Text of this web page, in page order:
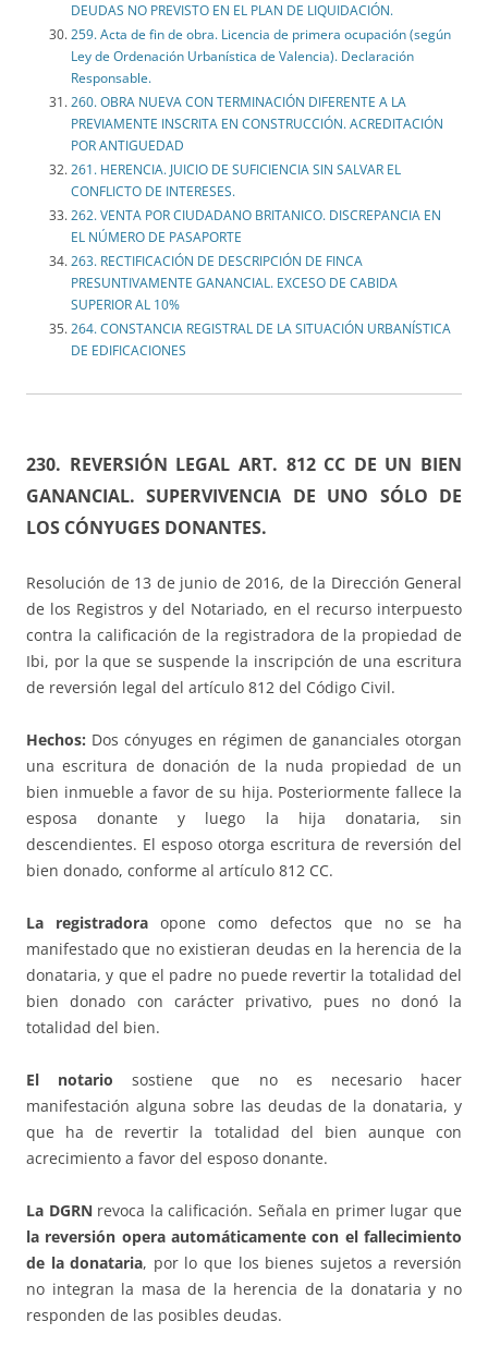
DEUDAS NO PREVISTO EN EL PLAN DE LIQUIDACIÓN.
259. Acta de fin de obra. Licencia de primera ocupación (según
Ley de Ordenación Urbanística de Valencia). Declaración
Responsable.
260. OBRA NUEVA CON TERMINACIÓN DIFERENTE A LA
PREVIAMENTE INSCRITA EN CONSTRUCCIÓN. ACREDITACIÓN
POR ANTIGUEDAD
261. HERENCIA. JUICIO DE SUFICIENCIA SIN SALVAR EL
CONFLICTO DE INTERESES.
262. VENTA POR CIUDADANO BRITANICO. DISCREPANCIA EN
EL NÚMERO DE PASAPORTE
263. RECTIFICACIÓN DE DESCRIPCIÓN DE FINCA
PRESUNTIVAMENTE GANANCIAL. EXCESO DE CABIDA
SUPERIOR AL 10%
264. CONSTANCIA REGISTRAL DE LA SITUACIÓN URBANÍSTICA
DE EDIFICACIONES
230. REVERSIÓN LEGAL ART. 812 CC DE UN BIEN
GANANCIAL. SUPERVIVENCIA DE UNO SÓLO DE
LOS CÓNYUGES DONANTES.
Resolución de 13 de junio de 2016, de la Dirección General
de los Registros y del Notariado, en el recurso interpuesto
contra la calificación de la registradora de la propiedad de
Ibi, por la que se suspende la inscripción de una escritura
de reversión legal del artículo 812 del Código Civil.
Hechos: Dos cónyuges en régimen de gananciales otorgan
una escritura de donación de la nuda propiedad de un
bien inmueble a favor de su hija. Posteriormente fallece la
esposa donante y luego la hija donataria, sin
descendientes. El esposo otorga escritura de reversión del
bien donado, conforme al artículo 812 CC.
La registradora opone como defectos que no se ha
manifestado que no existieran deudas en la herencia de la
donataria, y que el padre no puede revertir la totalidad del
bien donado con carácter privativo, pues no donó la
totalidad del bien.
El notario sostiene que no es necesario hacer
manifestación alguna sobre las deudas de la donataria, y
que ha de revertir la totalidad del bien aunque con
acrecimiento a favor del esposo donante.
La DGRNrevoca la calificación. Señala en primer lugar que
la reversión opera automáticamente con el fallecimiento
de la donataria, por lo que los bienes sujetos a reversión
no integran la masa de la herencia de la donataria y no
responden de las posibles deudas.